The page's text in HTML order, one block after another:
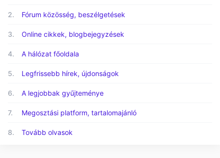
2. Fórum közösség, beszélgetések
3. Online cikkek, blogbejegyzések
4. A hálózat főoldala
5. Legfrissebb hírek, újdonságok
6. A legjobbak gyűjteménye
7. Megosztási platform, tartalomajánló
8. Tovább olvasok